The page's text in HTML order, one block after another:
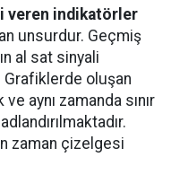
veren indikatörler
unsurdur. Geçmiş
al sat sinyali
Grafiklerde oluşan
aynı zamanda sınır
zaman çizelgesi